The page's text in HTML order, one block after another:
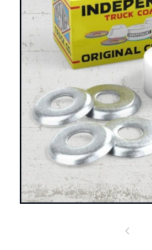
Medien